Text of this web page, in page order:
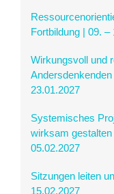
Fortbildung | 09. –
Wirkungsvoll und
23.01.2027
Systemisches
wirksam
05.02.2027
Sitzungen leiten
15.02.2027